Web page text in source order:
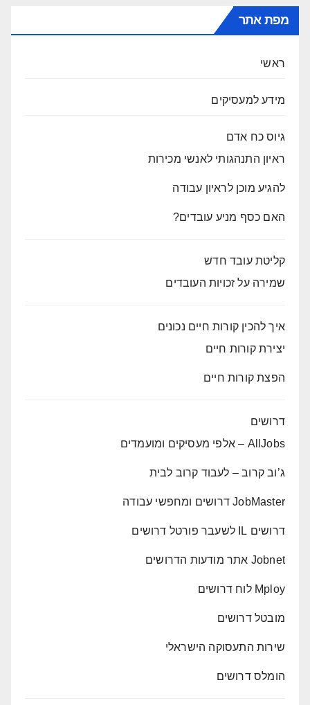
מפת אתר
ראשי
מידע למעסיקים
גיוס כח אדם
ראיון התנהגותי לאנשי מכירות
להגיע מוכן לראיון עבודה
האם כסף מניע עובדים?
קליטת עובד חדש
שמירה על זכויות העובדים
איך להכין קורות חיים נכונים
יצירת קורות חיים
הפצת קורות חיים
דרושים
AllJobs – אלפי מעסיקים ומועמדים
ג’וב קרוב – לעבוד קרוב לבית
JobMaster דרושים ומחפשי עבודה
דרושים IL לשעבר פורטל דרושים
Jobnet אתר מודעות הדרושים
Mploy לוח דרושים
מובטל דרושים
שירות התעסוקה הישראלי
הומלס דרושים